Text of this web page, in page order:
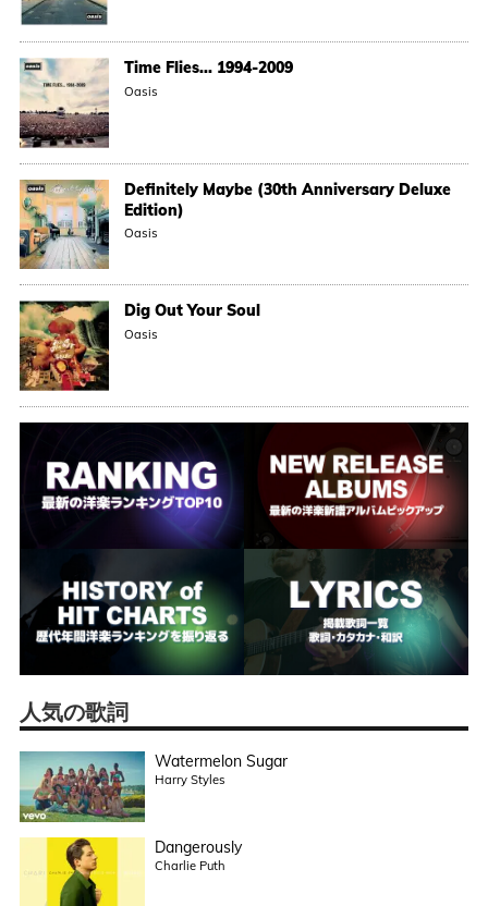
Time Flies... 1994-2009
Oasis
Definitely Maybe (30th Anniversary Deluxe
Edition)
Oasis
Dig Out Your Soul
Oasis
人気の歌詞
Watermelon Sugar
Harry Styles
Dangerously
Charlie Puth